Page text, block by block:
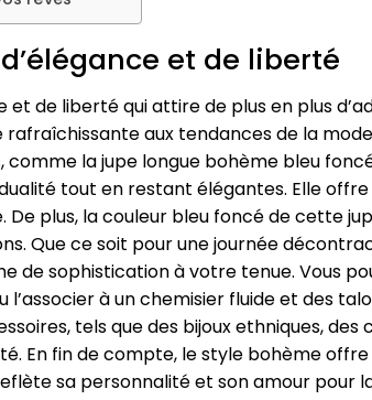
et de liberté
et de liberté qui attire de plus en plus
aux tendances de la
la jupe longue bohème bleu
tout en restant élégantes. Elle
plus, la couleur bleu foncé de cette
Que ce soit pour une journée
de sophistication à votre tenue. Vous
à un chemisier fluide et des
tels que des bijoux ethniques, des
En fin de compte, le style bohème
sa personnalité et son amour pour